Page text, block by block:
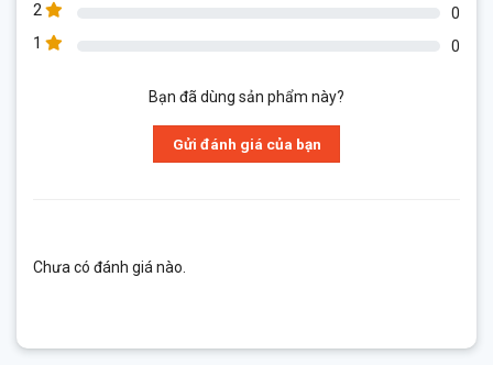
2 0
1 0
Bạn đã dùng sản phẩm này?
Gửi đánh giá của bạn
Chưa có đánh giá nào.